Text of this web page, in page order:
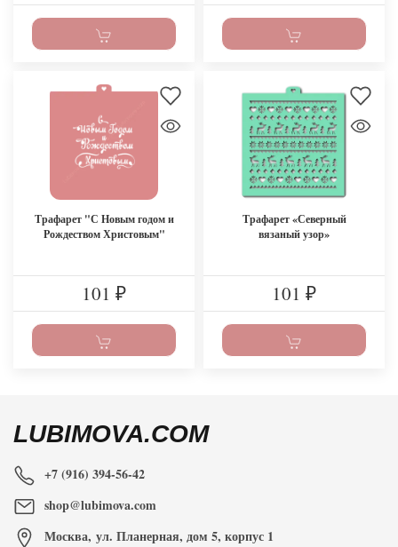
Трафарет "С Новым годом и
Рождеством Христовым"
101 ₽
Трафарет «Северный
вязаный узор»
101 ₽
LUBIMOVA.COM
+7 (916) 394-56-42
shop@lubimova.com
Москва, ул. Планерная, дом 5, корпус 1